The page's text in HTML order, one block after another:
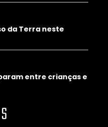
da Terra neste
entre crianças e